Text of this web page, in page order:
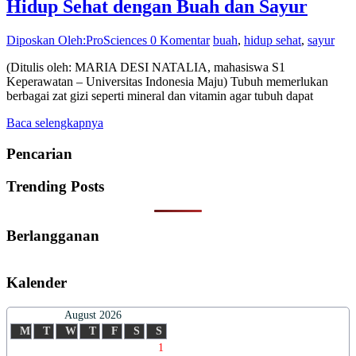
Hidup Sehat dengan Buah dan Sayur
Diposkan Oleh:ProSciences 0 Komentar buah, hidup sehat, sayur
(Ditulis oleh: MARIA DESI NATALIA, mahasiswa S1
Keperawatan – Universitas Indonesia Maju) Tubuh memerlukan
berbagai zat gizi seperti mineral dan vitamin agar tubuh dapat
Baca selengkapnya
Pencarian
Trending Posts
Berlangganan
Kalender
August 2026
M
T W T F S
S
1